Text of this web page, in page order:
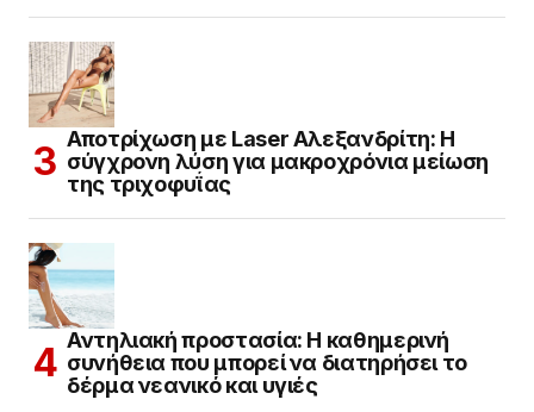
Αποτρίχωση με Laser Αλεξανδρίτη: Η
σύγχρονη λύση για μακροχρόνια μείωση
της τριχοφυΐας
Αντηλιακή προστασία: Η καθημερινή
συνήθεια που μπορεί να διατηρήσει το
δέρμα νεανικό και υγιές